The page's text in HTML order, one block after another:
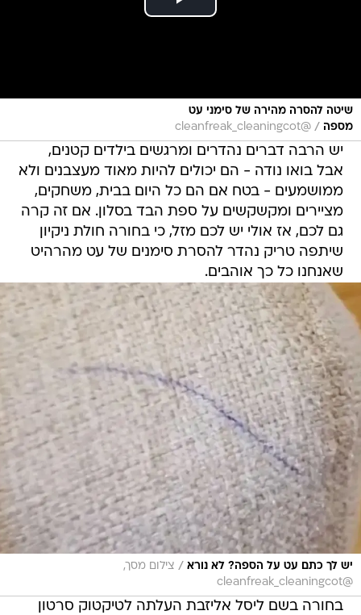
שיטה להסרה מהירה של סימני עט
מספה /
@cleanfreak_cleaningcot
יש הרבה דברים נהדרים ומרגשים בילדים קטנים,
אבל בואו נודה - הם יכולים להיות מאוד מעצבנים ולא
ממושמעים - בטח אם הם כל היום בבית, משחקים,
מציירים ומקשקשים על ספת הבד בסלון. אם זה קרה
גם לכם, אז אולי יש לכם מזל, כי בחורה חולת ניקיון
שיתפה טריק נהדר להסרת סימנים של עט מהרהיט
שאנחנו כל כך אוהבים.
יש לך כתם עט על הספה? לא נורא / צילום מסך,
@cleanfreak_cleaningcot
בחורה בשם ליסל אליזבת העלתה לטיקטוק סרטון